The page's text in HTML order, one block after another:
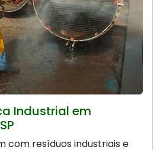
Industrial em
com resíduos industriais e